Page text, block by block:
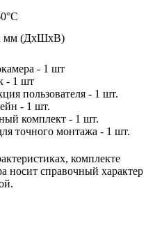
мм (ДхШхВ)
- 1 шт
- 1 шт
пользователя - 1 шт.
- 1 шт.
комплект - 1 шт.
точного монтажа - 1 шт.
комплекте
носит справочный характер